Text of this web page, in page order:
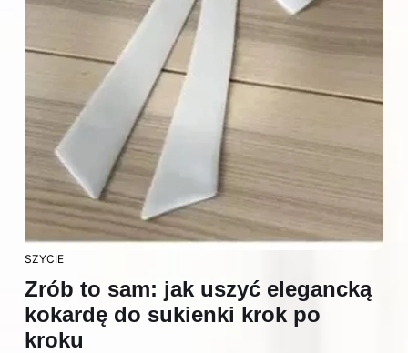
SZYCIE
Zrób to sam: jak uszyć elegancką
kokardę do sukienki krok po
kroku